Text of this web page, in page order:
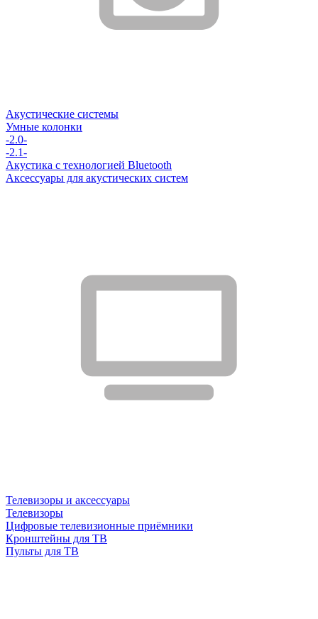
Акустические системы
Умные колонки
-2.0-
-2.1-
Акустика с технологией Bluetooth
Аксессуары для акустических систем
Телевизоры и аксессуары
Телевизоры
Цифровые телевизионные приёмники
Кронштейны для ТВ
Пульты для ТВ